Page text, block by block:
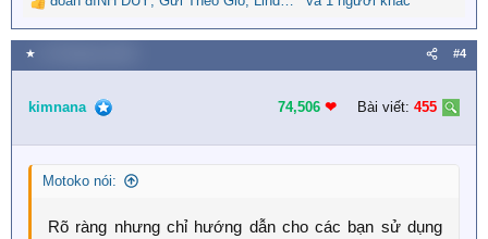
R
e
a
c
i
n
s
★ #4
kimnana 74,506 ❤︎ Bài viết: 455
Motoko nói:
Rõ ràng nhưng chỉ hướng dẫn cho các bạn sử dụng